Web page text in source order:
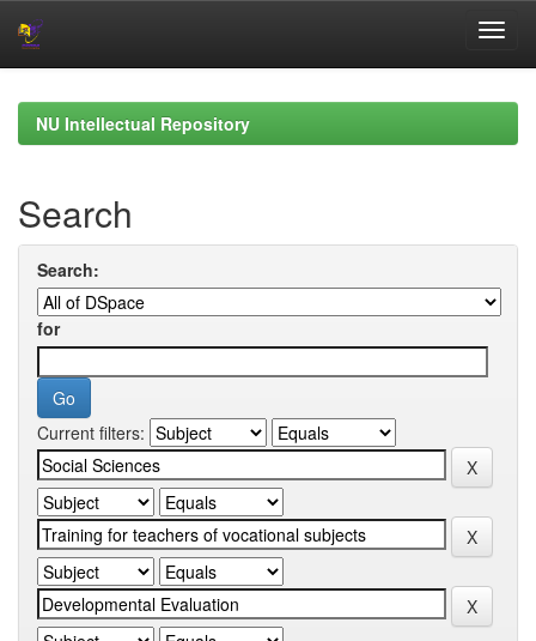
navigationNU Intellectual Repository
Search
Search:
for
Current filters: